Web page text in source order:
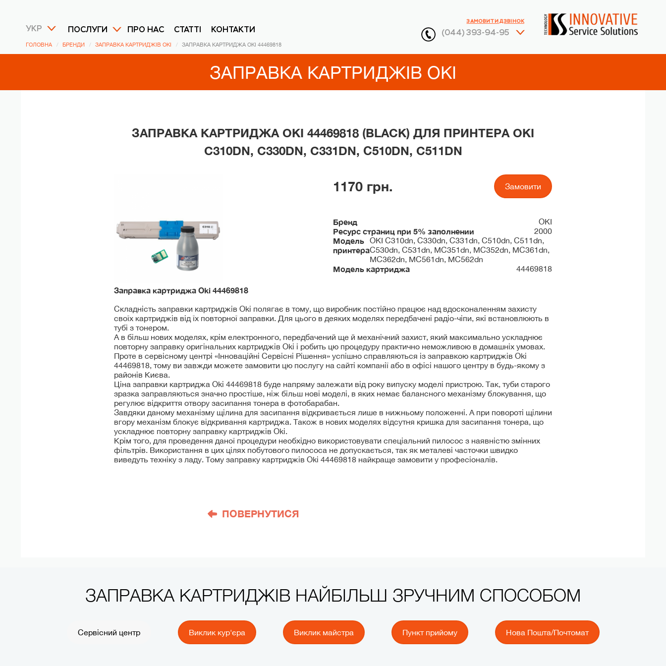
УКР ПОСЛУГИ ПРО НАС СТАТТІ КОНТАКТИ (044) 393-94-95
ЗАМОВИТИ ДЗВІНОК
ГОЛОВНА БРЕНДИ ЗАПРАВКА КАРТРИДЖІВ OKI ЗАПРАВКА КАРТРИДЖА OKI 44469818
ЗАПРАВКА КАРТРИДЖІВ OKI
ЗАПРАВКА КАРТРИДЖА OKI 44469818 (BLACK) ДЛЯ ПРИНТЕРА OKI
C310DN, C330DN, C331DN, С510DN, C511DN
1170 грн. Замовити
Бренд OKI
Ресурс страниц при 5% заполнении 2000
Модель
принтера
OKI C310dn, C330dn, C331dn, С510dn, C511dn,
C530dn, C531dn, MC351dn, MC352dn, MC361dn,
MC362dn, MC561dn, MC562dn
Модель картриджа 44469818
Заправка картриджа Oki 44469818
Складність заправки картриджів Oki полягає в тому, що виробник постійно працює над вдосконаленням захисту
своїх картриджів від їх повторної заправки. Для цього в деяких моделях передбачені радіо-чіпи, які встановлюють в
тубі з тонером.
А в більш нових моделях, крім електронного, передбачений ще й механічний захист, який максимально ускладнює
повторну заправку оригінальних картриджів Oki і робить цю процедуру практично неможливою в домашніх умовах.
Проте в сервісному центрі «Інноваційні Сервісні Рішення» успішно справляються із заправкою картриджів Oki
44469818, тому ви завжди можете замовити цю послугу на сайті компанії або в офісі нашого центру в будь-якому з
районів Києва.
Ціна заправки картриджа Oki 44469818 буде напряму залежати від року випуску моделі пристрою. Так, туби старого
зразка заправляються значно простіше, ніж більш нові моделі, в яких немає балансного механізму блокування, що
регулює відкриття отвору засипання тонера в фотобарабан.
Завдяки даному механізму щілина для засипання відкривається лише в нижньому положенні. А при повороті щілини
вгору механізм блокує відкривання картриджа. Також в нових моделях відсутня кришка для засипання тонера, що
ускладнює повторну заправку картриджів Oki.
Крім того, для проведення даної процедури необхідно використовувати спеціальний пилосос з наявністю змінних
фільтрів. Використання в цих цілях побутового пилососа не допускається, так як металеві часточки швидко
виведуть техніку з ладу. Тому заправку картриджів Oki 44469818 найкраще замовити у професіоналів.
ПОВЕРНУТИСЯ
ЗАПРАВКА КАРТРИДЖІВ НАЙБІЛЬШ ЗРУЧНИМ СПОСОБОМ
Сервісний центр Виклик кур'єра Виклик майстра Пункт прийому Нова Пошта/Почтомат